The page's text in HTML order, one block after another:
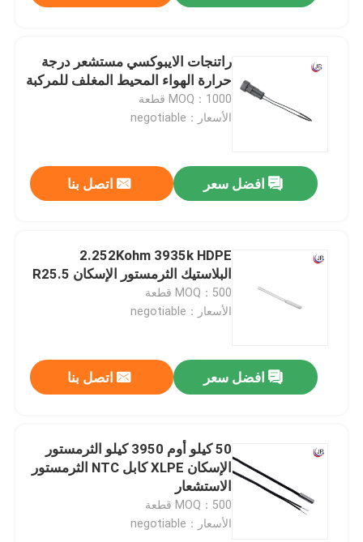
منتجات
عرض الواقع الافتراضي
راتنجات الايبوكسي مستشعر درجة
حرارة الهواء المحيط المغلف للمركبة
MOQ：1000 قطعة
الأسعار：negotiable
افضل سعر اتصل بنا
2.252Kohm 3935k HDPE
البلاستيك الثرمستور الإسكان R25.5
MOQ：500 قطعة
الأسعار：negotiable
افضل سعر اتصل بنا
50 كيلو أوم 3950 كيلو الثرمستور
الإسكان XLPE كابل NTC الثرمستور
الاستشعار
MOQ：500 قطعة
الأسعار：negotiable